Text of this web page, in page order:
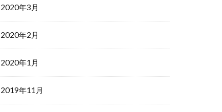
2020年3月
2020年2月
2020年1月
2019年11月